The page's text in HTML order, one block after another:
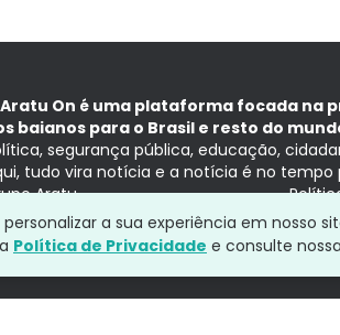
Aratu On é uma plataforma focada na
baianos para o Brasil e resto do
segurança pública, educação,
tudo vira notícia e a notícia é no
Aratu
a sua experiência em
Política de Privacidade e consulte nossa